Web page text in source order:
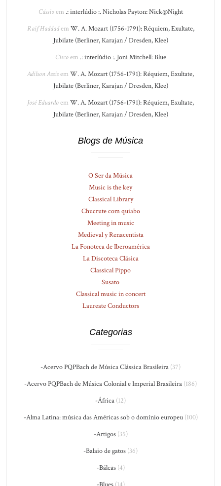
Cássioem .: interlúdio :. Nicholas Payton: Nick@Night
Raif Haddadem W. A. Mozart (1756-1791): Réquiem, Exultate,
Jubilate (Berliner, Karajan / Dresden, Klee)
Ciscoem .: interlúdio :. Joni Mitchell: Blue
Adilson Assisem W. A. Mozart (1756-1791): Réquiem, Exultate,
Jubilate (Berliner, Karajan / Dresden, Klee)
José Eduardoem W. A. Mozart (1756-1791): Réquiem, Exultate,
Jubilate (Berliner, Karajan / Dresden, Klee)
Blogs de Música
O Ser da Música
Music is the key
Classical Library
Chucrute com quiabo
Meeting in music
Medieval y Renacentista
La Fonoteca de Iberoamérica
La Discoteca Clásica
Classical Pippo
Susato
Classical music in concert
Laureate Conductors
Categorias
-Acervo PQPBach de Música Clássica Brasileira (37)
-Acervo PQPBach de Música Colonial e Imperial Brasileira (186)
-África (12)
-Alma Latina: música das Américas sob o domínio europeu(100)
-Artigos(35)
-Balaio de gatos (36)
-Bálcãs(4)